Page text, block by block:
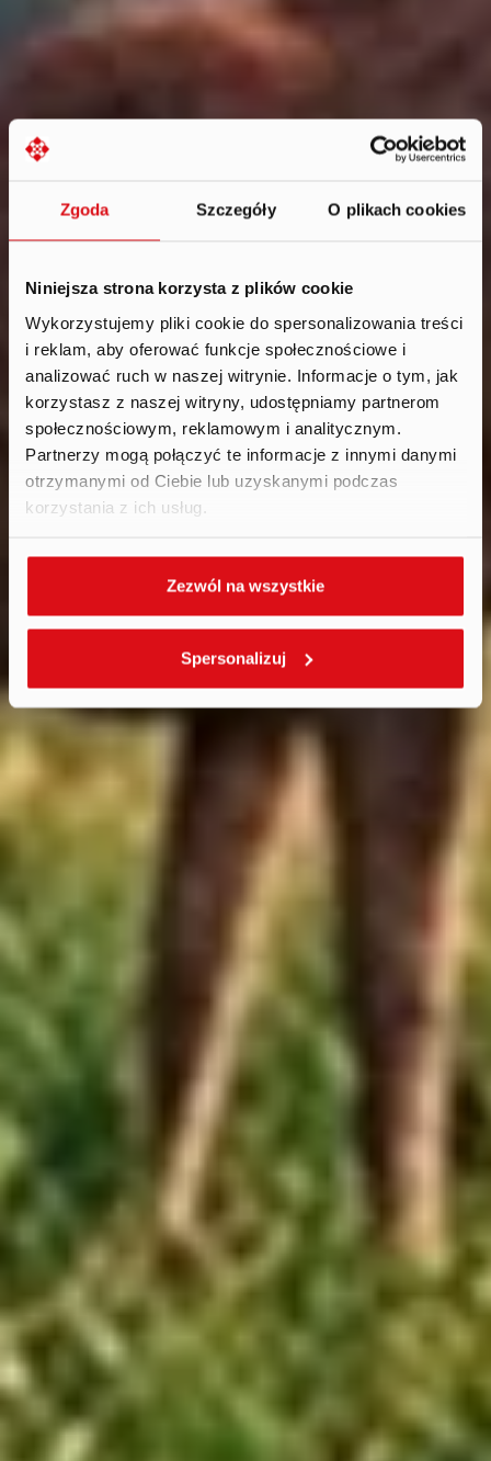
Zgoda Szczegóły O plikach cookies
Niniejsza strona korzysta z plików cookie
Wykorzystujemy pliki cookie do spersonalizowania treści
i reklam, aby oferować funkcje społecznościowe i
analizować ruch w naszej witrynie. Informacje o tym, jak
korzystasz z naszej witryny, udostępniamy partnerom
społecznościowym, reklamowym i analitycznym.
Partnerzy mogą połączyć te informacje z innymi danymi
otrzymanymi od Ciebie lub uzyskanymi podczas
korzystania z ich usług.
Zezwól na wszystkie
Spersonalizuj
Aktualności.
2020